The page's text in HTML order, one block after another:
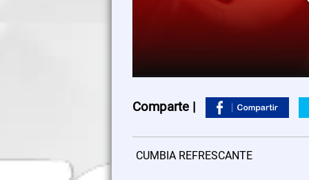
Comparte |
CUMBIA REFRESCANTE